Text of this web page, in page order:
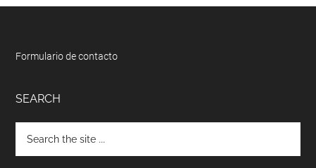
Footer
Formulario de contacto
SEARCH
the